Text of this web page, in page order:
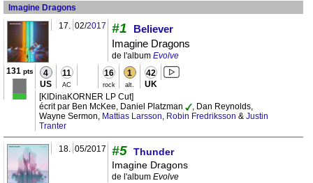
Imagine Dragons
17. 02/2017 #1
Believer
Imagine Dragons
de l'album Evolve
131 pts 4
US
11
AC
16
rock
1
alt.
42
UK
[KIDinaKORNER LP Cut]
écrit par Ben McKee, Daniel Platzman
, Dan Reynolds,
Wayne Sermon, Mattias Larsson, Robin Fredriksson & Justin
Tranter
18. 05/2017 #5 Thunder
Imagine Dragons
de l'album Evolve